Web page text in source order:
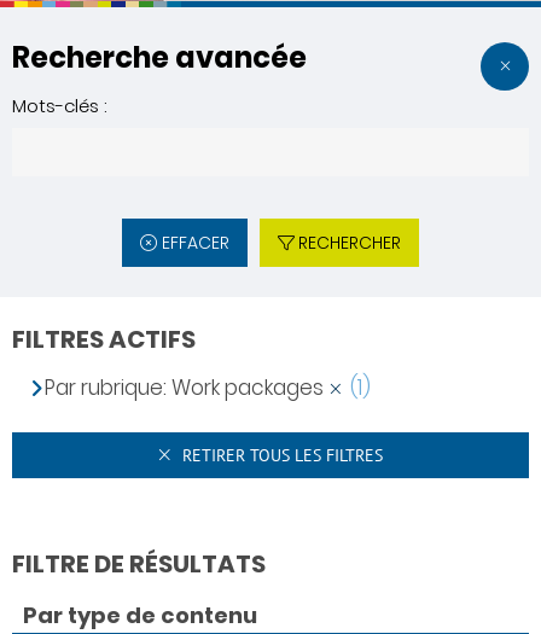
Recherche avancée
Mots-clés :
EFFACER RECHERCHER
FILTRES ACTIFS
Par rubrique: Work packages (1)
RETIRER TOUS LES FILTRES
FILTRE DE RÉSULTATS
Par type de contenu